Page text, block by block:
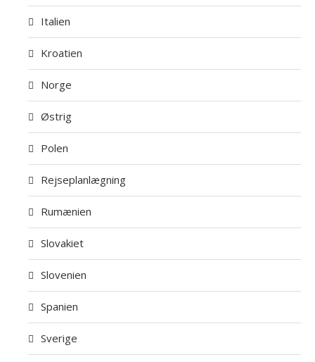
Italien
Kroatien
Norge
Østrig
Polen
Rejseplanlægning
Rumænien
Slovakiet
Slovenien
Spanien
Sverige